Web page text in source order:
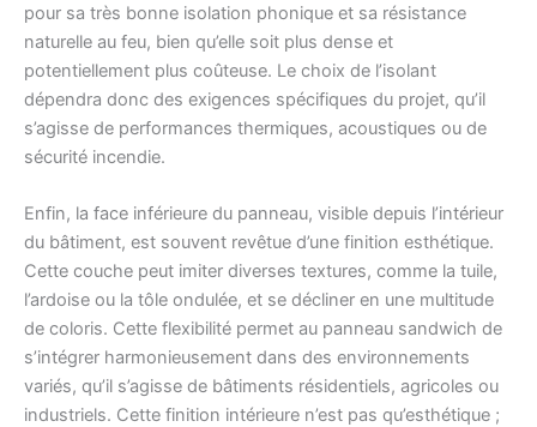
pour sa très bonne isolation phonique et sa résistance
naturelle au feu, bien qu’elle soit plus dense et
potentiellement plus coûteuse. Le choix de l’isolant
dépendra donc des exigences spécifiques du projet, qu’il
s’agisse de performances thermiques, acoustiques ou de
sécurité incendie.
Enfin, la face inférieure du panneau, visible depuis l’intérieur
du bâtiment, est souvent revêtue d’une finition esthétique.
Cette couche peut imiter diverses textures, comme la tuile,
l’ardoise ou la tôle ondulée, et se décliner en une multitude
de coloris. Cette flexibilité permet au panneau sandwich de
s’intégrer harmonieusement dans des environnements
variés, qu’il s’agisse de bâtiments résidentiels, agricoles ou
industriels. Cette finition intérieure n’est pas qu’esthétique ;